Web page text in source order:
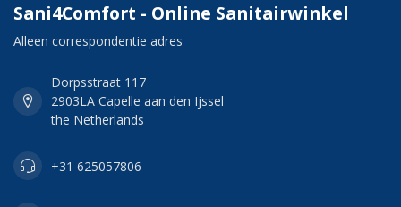
Sani4Comfort - Online Sanitairwinkel
Alleen correspondentie adres
Dorpsstraat 117
2903LA Capelle aan den Ijssel
the Netherlands
+31 625057806